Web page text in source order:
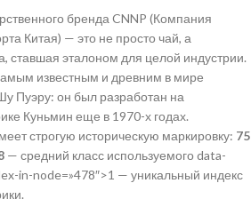
бренда CNNP (Компания
Китая) — это не просто чай, а
ставшая эталоном для целой индустрии.
известным и древним в мире
Пуэру: он был разработан на
Куньмин еще в 1970-х годах.
строгую историческую маркировку: 75
— средний класс используемого data-
in-node=»478″>1 — уникальный индекс